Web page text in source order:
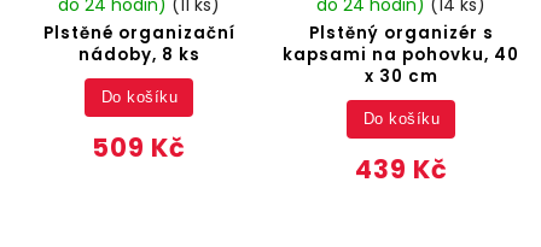
Plstěné organizační
nádoby, 8 ks
do 24 hodin) (11 ks)
509 Kč
Do košíku
Plstěný organizér s
kapsami na pohovku, 40
x 30 cm
do 24 hodin) (14 ks)
439 Kč
Do košíku